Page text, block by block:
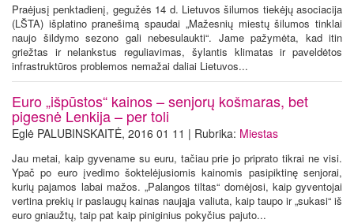
Praėjusį penktadienį, gegužės 14 d. Lietuvos šilumos tiekėjų asociacija
(LŠTA) išplatino pranešimą spaudai „Mažesnių miestų šilumos tinklai
naujo šildymo sezono gali nebesulaukti“. Jame pažymėta, kad itin
griežtas ir nelankstus reguliavimas, šylantis klimatas ir paveldėtos
infrastruktūros problemos nemažai daliai Lietuvos...
Euro „išpūstos“ kainos – senjorų košmaras, bet
pigesnė Lenkija – per toli
Eglė PALUBINSKAITĖ, 2016 01 11 | Rubrika: Miestas
Jau metai, kaip gyvename su euru, tačiau prie jo priprato tikrai ne visi.
Ypač po euro įvedimo šoktelėjusiomis kainomis pasipiktinę senjorai,
kurių pajamos labai mažos. „Palangos tiltas“ domėjosi, kaip gyventojai
vertina prekių ir paslaugų kainas naująja valiuta, kaip taupo ir „sukasi“ iš
euro gniaužtų, taip pat kaip piniginius pokyčius pajuto...